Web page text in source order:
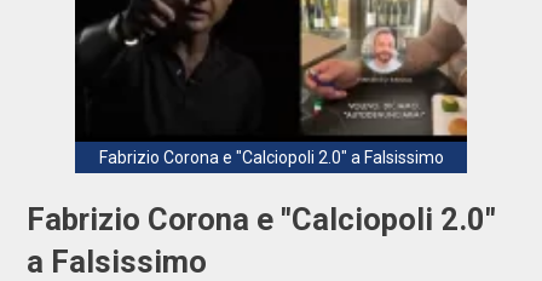
Fabrizio Corona e "Calciopoli 2.0" a Falsissimo
Fabrizio Corona e "Calciopoli 2.0"
a Falsissimo